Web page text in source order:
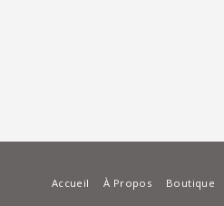
Accueil À Propos Boutique